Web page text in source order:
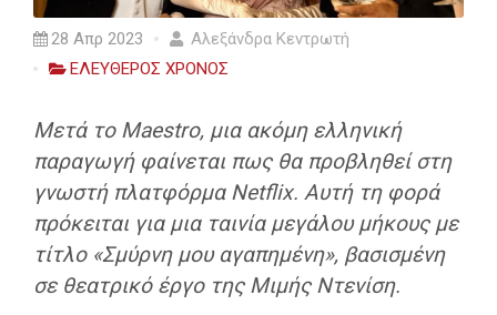
28 Απρ 2023
Αλεξάνδρα Κεντρωτή
ΕΛΕΥΘΕΡΟΣ ΧΡΟΝΟΣ
Μετά το Maestro, μια ακόμη ελληνική
παραγωγή φαίνεται πως θα προβληθεί στη
γνωστή πλατφόρμα Netflix. Αυτή τη φορά
πρόκειται για μια ταινία μεγάλου μήκους με
τίτλο «Σμύρνη μου αγαπημένη», βασισμένη
σε θεατρικό έργο της Μιμής Ντενίση.